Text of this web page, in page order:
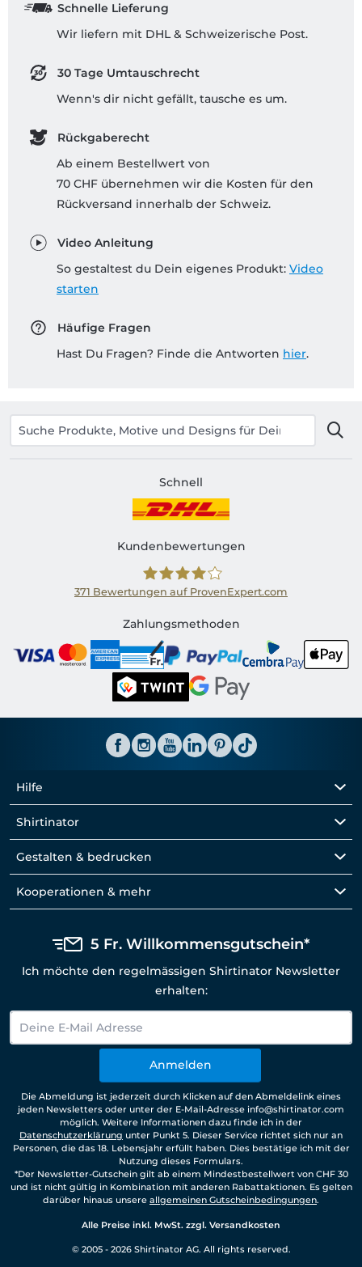
Schnelle Lieferung
Wir liefern mit DHL & Schweizerische Post.
30 Tage Umtauschrecht
Wenn's dir nicht gefällt, tausche es um.
Rückgaberecht
Ab einem Bestellwert von
70 CHF übernehmen wir die Kosten für den
Rückversand innerhalb der Schweiz.
Video Anleitung
So gestaltest du Dein eigenes Produkt: Video
starten
Häufige Fragen
Hast Du Fragen? Finde die Antworten hier.
Schnell
Kundenbewertungen
Shirtinator CH
371 Bewertungen auf ProvenExpert.com
Zahlungsmethoden
Hilfe
Shirtinator
Gestalten & bedrucken
Kooperationen & mehr
5 Fr. Willkommensgutschein*
Ich möchte den regelmässigen Shirtinator Newsletter
erhalten:
Anmelden
Die Abmeldung ist jederzeit durch Klicken auf den Abmeldelink eines
jeden Newsletters oder unter der E-Mail-Adresse info@shirtinator.com
möglich. Weitere Informationen dazu finde ich in der
Datenschutzerklärung unter Punkt 5. Dieser Service richtet sich nur an
Personen, die das 18. Lebensjahr erfüllt haben. Dies bestätige ich mit der
Nutzung dieses Formulars.
*Der Newsletter-Gutschein gilt ab einem Mindestbestellwert von CHF 30
und ist nicht gültig in Kombination mit anderen Rabattaktionen. Es gelten
darüber hinaus unsere allgemeinen Gutscheinbedingungen.
Alle Preise inkl. MwSt. zzgl. Versandkosten
© 2005 - 2026 Shirtinator AG. All rights reserved.